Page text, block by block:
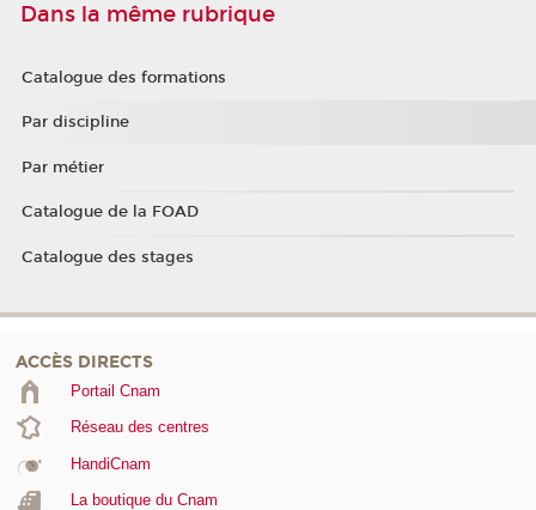
Dans la même rubrique
Catalogue des formations
Par discipline
Par métier
Catalogue de la FOAD
Catalogue des stages
ACCÈS DIRECTS
Portail Cnam
Réseau des centres
HandiCnam
La boutique du Cnam